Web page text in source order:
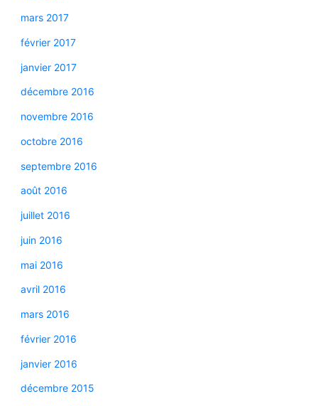
mars 2017
février 2017
janvier 2017
décembre 2016
novembre 2016
octobre 2016
septembre 2016
août 2016
juillet 2016
juin 2016
mai 2016
avril 2016
mars 2016
février 2016
janvier 2016
décembre 2015